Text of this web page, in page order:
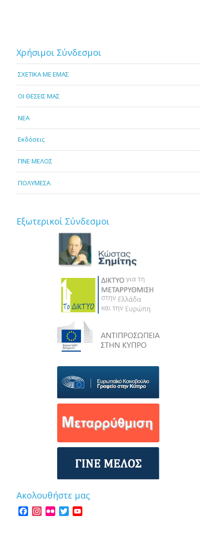
Χρήσιμοι Σύνδεσμοι
ΣΧΕΤΙΚΑ ΜΕ ΕΜΑΣ
OI ΘΕΣΕΙΣ ΜΑΣ
NEA
Εκδόσεις
ΓΙΝΕ ΜΕΛΟΣ
ΠΟΛΥΜΕΣΑ
Εξωτερικοί Σύνδεσμοι
Ακολουθήστε μας
Facebook
Instagram
Flickr Twitter